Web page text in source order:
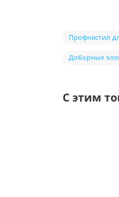
Профнастил
Доборные
С этим